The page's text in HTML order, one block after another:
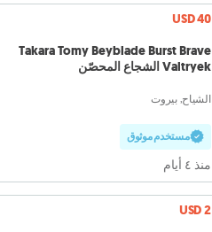
USD 40
Takara Tomy Beyblade Burst Brave
Valtryek الشجاع المحصّن
الشياح, بيروت
مستخدم موثوق
منذ ٤ أيام
USD 2